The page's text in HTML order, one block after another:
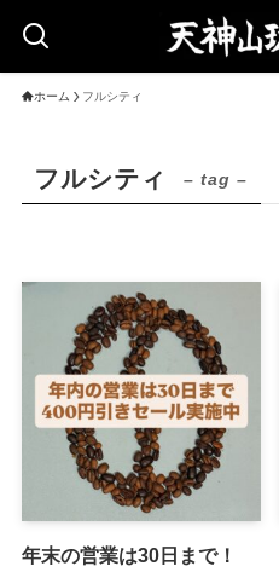
ホーム フルシティ
フルシティ – tag –
年末の営業は30日まで！